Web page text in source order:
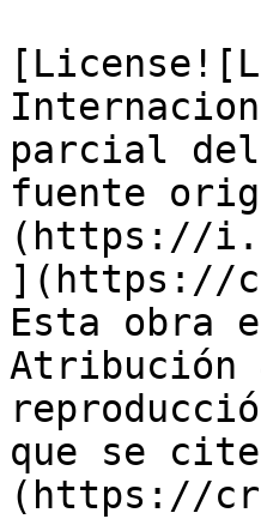
parcial
fuente
(https://
](https://
Esta obra
Atribución
que se
(https://